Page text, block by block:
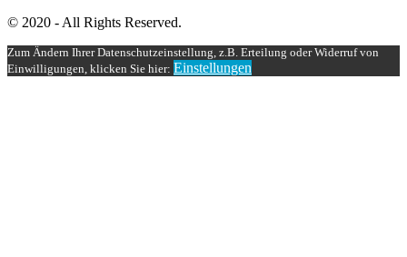
© 2020 - All Rights Reserved.
Zum Ändern Ihrer Datenschutzeinstellung, z.B. Erteilung oder Widerruf von
Einwilligungen, klicken Sie hier: Einstellungen